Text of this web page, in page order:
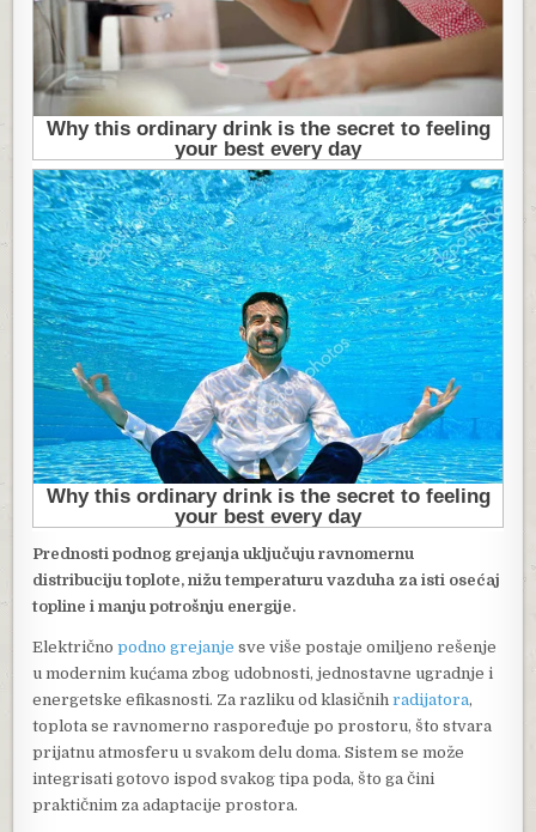
Prednosti podnog grejanja uključuju ravnomernu
distribuciju toplote, nižu temperaturu vazduha za isti osećaj
topline i manju potrošnju energije.
Električnopodno grejanje sve više postaje omiljeno rešenje
u modernim kućama zbog udobnosti, jednostavne ugradnje i
energetske efikasnosti. Za razliku od klasičnihradijatora,
toplota se ravnomerno raspoređuje po prostoru, što stvara
prijatnu atmosferu u svakom delu doma. Sistem se može
integrisati gotovo ispod svakog tipa poda, što ga čini
praktičnim za adaptacije prostora.